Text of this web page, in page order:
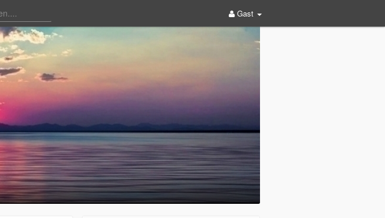
Gast